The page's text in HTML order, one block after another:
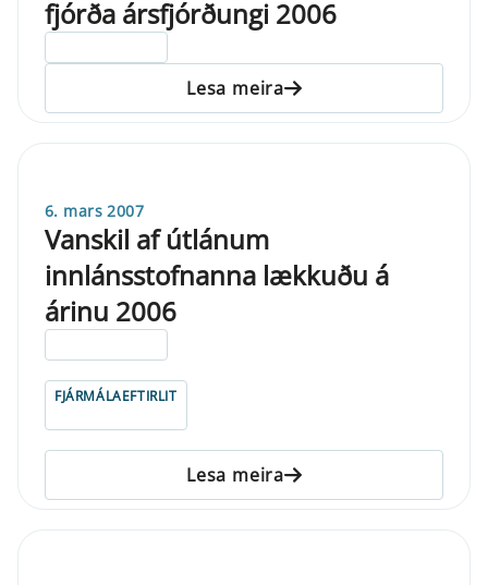
fjórða ársfjórðungi 2006
Lesa meira
6. mars 2007
Vanskil af útlánum
innlánsstofnanna lækkuðu á
árinu 2006
FJÁRMÁLAEFTIRLIT
Lesa meira